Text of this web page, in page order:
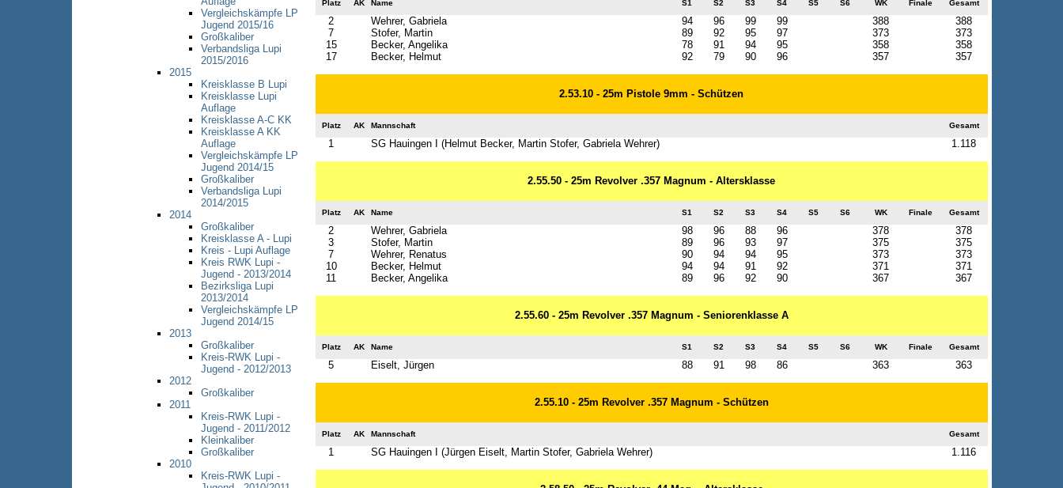
Vergleichskämpfe LP
Jugend 2015/16
Großkaliber
Verbandsliga Lupi
2015/2016
2015
Kreisklasse B Lupi
Kreisklasse Lupi
Auflage
Kreisklasse A-C KK
Kreisklasse A KK
Auflage
Vergleichskämpfe LP
Jugend 2014/15
Großkaliber
Verbandsliga Lupi
2014/2015
2014
Großkaliber
Kreisklasse A - Lupi
Kreis - Lupi Auflage
Kreis RWK Lupi -
Jugend - 2013/2014
Bezirksliga Lupi
2013/2014
Vergleichskämpfe LP
Jugend 2014/15
2013
Großkaliber
Kreis-RWK Lupi -
Jugend - 2012/2013
2012
Großkaliber
2011
Kreis-RWK Lupi -
Jugend - 2011/2012
Kleinkaliber
Großkaliber
2010
Kreis-RWK Lupi -
Platz AK Name S1 S2 S3 S4 S5 S6 WK Finale Gesamt
2 Wehrer, Gabriela 94 96 99 99 388
388
7
Stofer, Martin 89 92 95 97 373
373
15
Becker, Angelika 78 91 94 95 358
358
17
Becker, Helmut 92 79 90 96 357 357
2.53.10 - 25m Pistole 9mm - Schützen
Platz AK Mannschaft Gesamt
1 SG Hauingen I (Helmut Becker, Martin Stofer, Gabriela Wehrer) 1.118
2.55.50 - 25m Revolver .357 Magnum - Altersklasse
Platz AK Name S1 S2 S3 S4 S5 S6 WK Finale Gesamt
2 Wehrer, Gabriela 98 96 88 96 378
378
3
Stofer, Martin 89 96 93 97 375
375
7
Wehrer, Renatus 90 94 94 95 373
373
10
Becker, Helmut 94 94 91 92 371
371
11
Becker, Angelika 89 96 92 90 367 367
2.55.60 - 25m Revolver .357 Magnum - Seniorenklasse A
Platz AK Name S1 S2 S3 S4 S5 S6 WK Finale Gesamt
5 Eiselt, Jürgen 88 91 98 86 363 363
2.55.10 - 25m Revolver .357 Magnum - Schützen
Platz AK Mannschaft Gesamt
1 SG Hauingen I (Jürgen Eiselt, Martin Stofer, Gabriela Wehrer) 1.116